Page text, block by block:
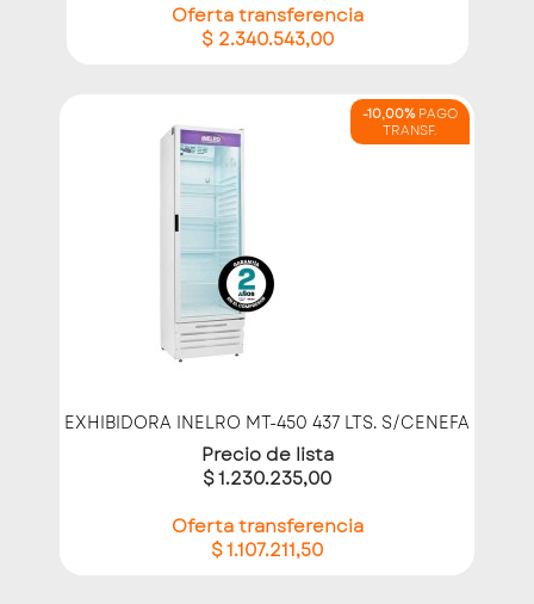
Oferta transferencia
$ 2.340.543,00
-10,00% PAGO
TRANSF.
EXHIBIDORA INELRO MT-450 437 LTS. S/CENEFA
Precio de lista
$ 1.230.235,00
Oferta transferencia
$ 1.107.211,50